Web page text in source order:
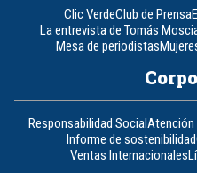
Clic VerdeClub de Prensa
La entrevista de Tomás
Mesa de periodistas
Responsabilidad SocialAtención
Informe de sostenibilidad
Ventas Internacionales